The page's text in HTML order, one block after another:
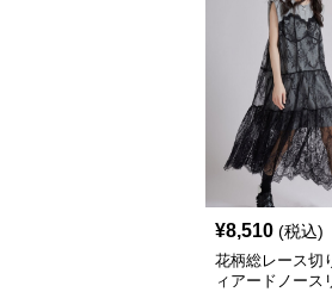
¥8,510 (税込)
花柄総レース切
ィアードノース